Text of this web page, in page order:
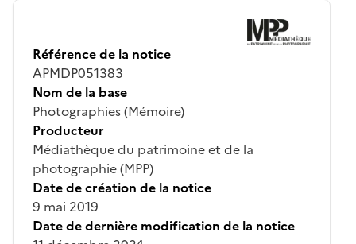
Référence de la notice
APMDP051383
Nom de la base
Photographies (Mémoire)
Producteur
Médiathèque du patrimoine et de la
photographie (MPP)
Date de création de la notice
9 mai 2019
Date de dernière modification de la notice